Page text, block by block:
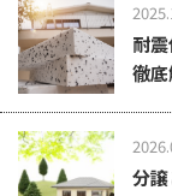
耐
徹
分